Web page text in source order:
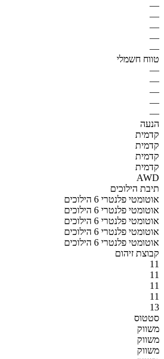
—
—
—
—
—
טווח חשמלי
—
—
—
—
—
הנעה
קדמית
קדמית
קדמית
קדמית
AWD
תיבת הילוכים
אוטומטי פלנטרי 6 הילוכים
אוטומטי פלנטרי 6 הילוכים
אוטומטי פלנטרי 6 הילוכים
אוטומטי פלנטרי 6 הילוכים
אוטומטי פלנטרי 6 הילוכים
קבוצת זיהום
11
11
11
11
13
סטטוס
משווק
משווק
משווק